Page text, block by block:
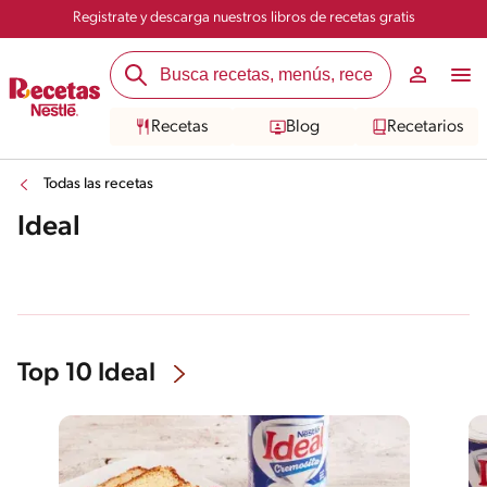
Registrate y descarga nuestros libros de recetas gratis
Recetas Blog Recetarios
Todas las recetas
Ideal
Top 10 Ideal